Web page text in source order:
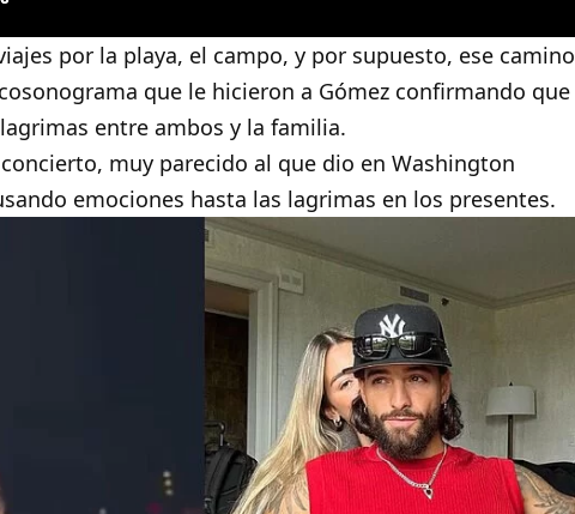
por la playa, el campo, y por supuesto, ese camino
que le hicieron a Gómez confirmando que
entre ambos y la familia.
muy parecido al que dio en Washington
emociones hasta las lagrimas en los presentes.